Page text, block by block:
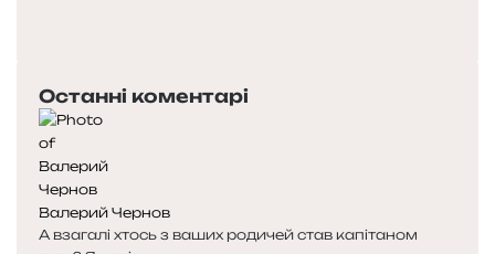
р
е
д
н
я
с
т
т
у
п
н
а
с
т
Останні коментарі
Валерий Чернов
А взагалі хтось з ваших родичей став капітаном